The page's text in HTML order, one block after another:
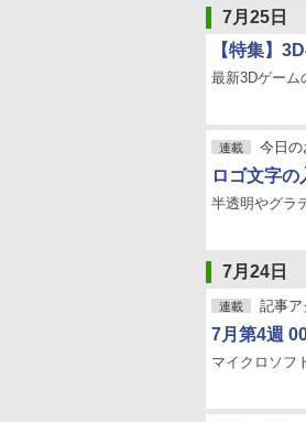
7月25日
【特集】
最新3Dゲーム
連載 今日の
ロゴ文字
半透明やグラ
7月24日
連載 記事ア
7月第4週
マイクロソフ